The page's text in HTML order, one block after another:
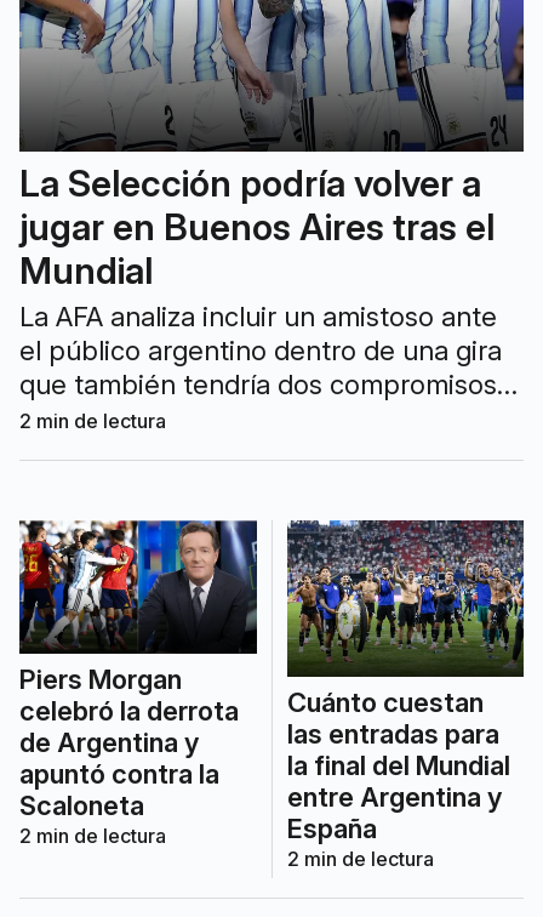
La Selección podría volver a
jugar en Buenos Aires tras el
Mundial
La AFA analiza incluir un amistoso ante
el público argentino dentro de una gira
que también tendría dos compromisos
en China. Todavía no fueron
confirmados los rivales, la sede ni las
2 min de lectura
Piers Morgan
celebró la derrota
de Argentina y
apuntó contra la
Scaloneta
2 min de lectura
Cuánto cuestan
las entradas para
la final del Mundial
entre Argentina y
España
2 min de lectura